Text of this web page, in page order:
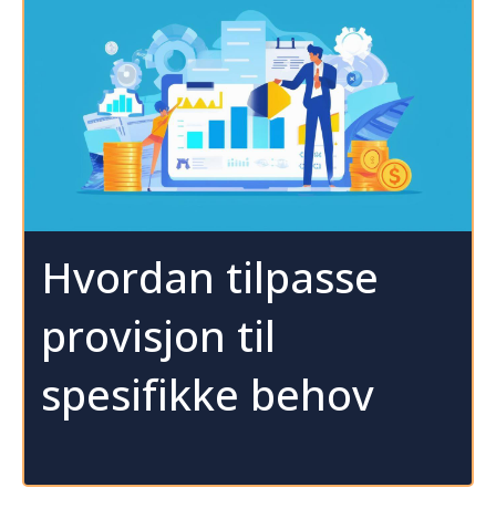
Hvordan tilpasse
provisjon til
spesifikke behov